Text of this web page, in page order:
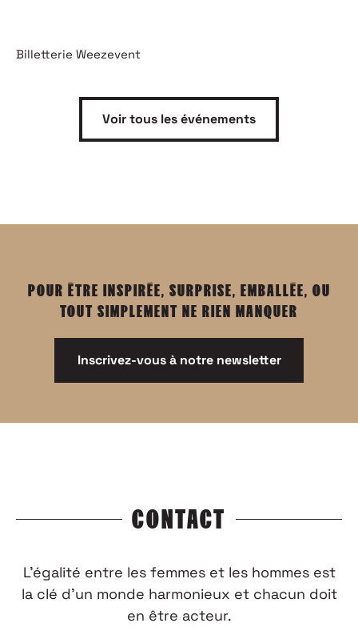
Billetterie Weezevent
Voir tous les événements
POUR ÊTRE INSPIRÉE, SURPRISE, EMBALLÉE, OU
TOUT SIMPLEMENT NE RIEN MANQUER
Inscrivez-vous à notre newsletter
CONTACT
L’égalité entre les femmes et les hommes est
la clé d’un monde harmonieux et chacun doit
en être acteur.